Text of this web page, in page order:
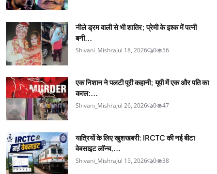
नीले ड्रम वाली से भी शातिर; प्रेमी के इश्‍क में पत्नी
बनी...
Shivani_MishraJul 18, 2026 0 56
एक निशान ने पलटी पूरी कहानी; यूपी में एक और पति का
कत्ल:...
Shivani_MishraJul 26, 2026 0 47
यात्रियों के लिए खुशखबरी: IRCTC की नई बीटा
वेबसाइट लॉन्च,...
Shivani_MishraJul 15, 2026 0 38